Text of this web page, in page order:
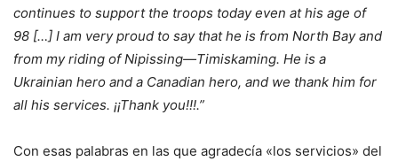
continues to support the troops today even at his age of
98 […] I am very proud to say that he is from North Bay and
from my riding of Nipissing—Timiskaming. He is a
Ukrainian hero and a Canadian hero, and we thank him for
all his services. ¡¡Thank you!!!.”
Con esas palabras en las que agradecía «los servicios» del